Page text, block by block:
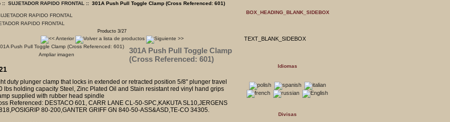
::SUJETADOR RAPIDO FRONTAL :: 301A Push Pull Toggle Clamp (Cross Referenced: 601)
RAPIDO FRONTAL
Producto 3/27
Ampliar imagen
301A Push Pull Toggle Clamp
(Cross Referenced: 601)
duty plunger clamp that locks in extended or retracted position 5/8" plunger travel
lbs holding capacity Steel, Zinc Plated Oil and Stain resistant red vinyl hand grips
supplied with rubber head spindle
Referenced: DESTACO 601, CARR LANE CL-50-SPC,KAKUTA SL10,JERGENS
80-200,GANTER GRIFF GN 840-50-ASS&ASD,TE-CO 34305.
BOX_HEADING_BLANK_SIDEBOX
TEXT_BLANK_SIDEBOX
Idiomas
Divisas